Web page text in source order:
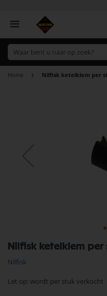
Home Nilfisk ketelklem per
Nilfisk ketelklem
Nilfisk
Let op: wordt per stuk verkocht
naar
het
begin
de